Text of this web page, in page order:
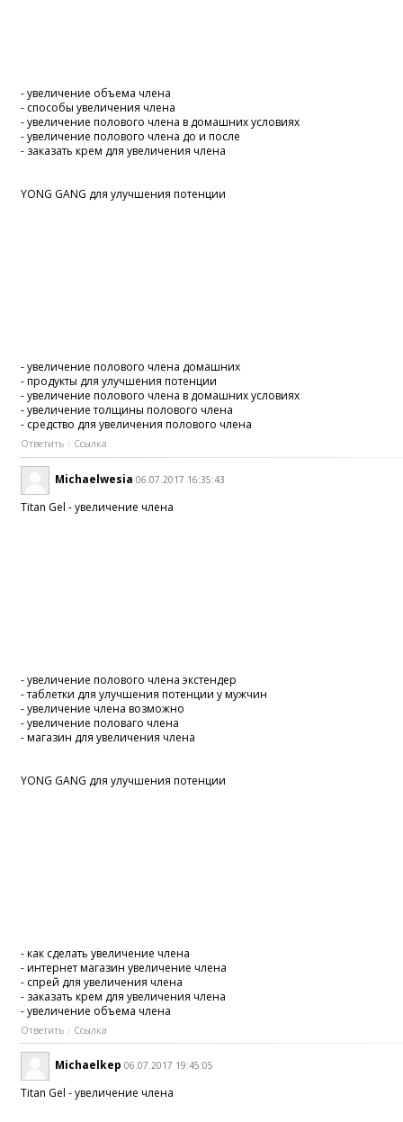
- увеличение объема члена
- способы увеличения члена
- увеличение полового члена в домашних условиях
- увеличение полового члена до и после
- заказать крем для увеличения члена
YONG GANG для улучшения потенции
- увеличение полового члена домашних
- продукты для улучшения потенции
- увеличение полового члена в домашних условиях
- увеличение толщины полового члена
- средство для увеличения полового члена
Ответить Ссылка
Michaelwesia 06.07.2017 16:35:43
Titan Gel - увеличение члена
- увеличение полового члена экстендер
- таблетки для улучшения потенции у мужчин
- увеличение члена возможно
- увеличение половаго члена
- магазин для увеличения члена
YONG GANG для улучшения потенции
- как сделать увеличение члена
- интернет магазин увеличение члена
- спрей для увеличения члена
- заказать крем для увеличения члена
- увеличение объема члена
Ответить Ссылка
Michaelkep 06.07.2017 19:45:05
Titan Gel - увеличение члена